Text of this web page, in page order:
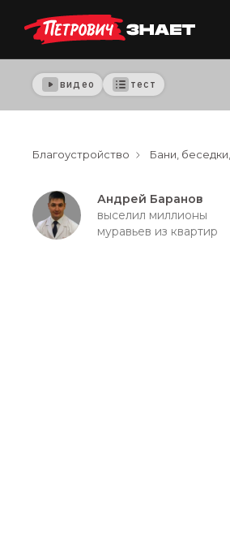
видео тест
Благоустройство Бани,
Андрей Баранов
выселил миллионы
муравьев из квартир